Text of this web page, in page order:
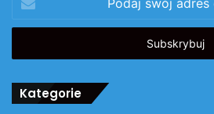
swój
adres
Kategorie